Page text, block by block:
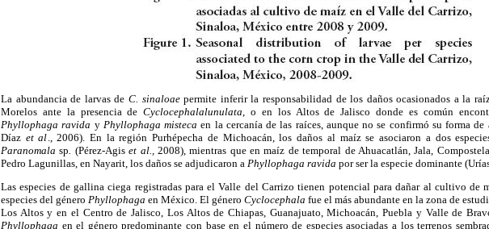
La abundancia de larvas de C. sinaloaepermite inferir la responsabilidad de los daños ocasionados a la
Morelos ante la presencia deCyclocephalalunulata , o en los Altos de Jalisco donde es común
Phyllophaga ravida y Phyllophaga misteca en la cercanía de las raíces, aunque no se confirmó su forma
Díaz et al ., 2006). En la región Purhépecha de Michoacán, los daños al maíz se asociaron a dos
Paranomala sp (Pérez-Agiset al.,
2008), mientras que en maíz de temporal de Ahuacatlán, Jala,
Pedro Lagunillas, en Nayarit, los daños se adjudicaron a Phyllophaga ravida por ser la especie dominante
Las especies de gallina ciega registradas para el Valle del Carrizo tienen potencial para dañar al cultivo de
especies del género Phyllophaga en México. El género Cyclocephala fue el más abundante en la zona de
Los Altos y en el Centro de Jalisco, Los Altos de Chiapas, Guanajuato, Michoacán, Puebla y Valle de
Phyllophaga en el género predominante con base en el número de especies asociadas a los terrenos